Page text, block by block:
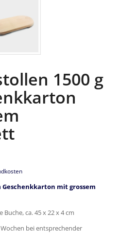
1500 g
Geschenkkarton mit grossem
ca. 45 x 22 x 4 cm
bei entsprechender